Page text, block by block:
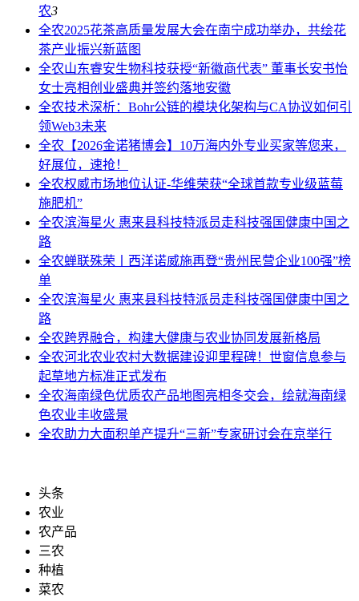
农3
全农2025花茶高质量发展大会在南宁成功举办，共绘花
茶产业振兴新蓝图
全农山东睿安生物科技获授“新徽商代表” 董事长安书怡
女士亮相创业盛典并签约落地安徽
全农技术深析：Bohr公链的模块化架构与CA协议如何引
领Web3未来
全农 【2026金诺猪博会】10万海内外专业买家等您来，
好展位，速抢！
全农权威市场地位认证-华维荣获“全球首款专业级蓝莓
施肥机”
全农滨海星火 惠来县科技特派员走科技强国健康中国之
路
全农蝉联殊荣丨西洋诺威施再登“贵州民营企业100强”榜
单
全农滨海星火 惠来县科技特派员走科技强国健康中国之
路
全农跨界融合，构建大健康与农业协同发展新格局
全农河北农业农村大数据建设迎里程碑！世窗信息参与
起草地方标准正式发布
全农海南绿色优质农产品地图亮相冬交会，绘就海南绿
色农业丰收盛景
全农助力大面积单产提升“三新”专家研讨会在京举行
头条
农业
农产品
三农
种植
菜农